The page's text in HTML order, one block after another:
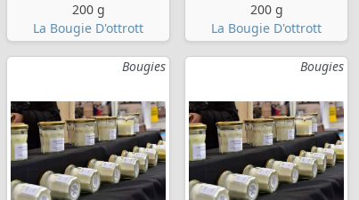
200 g
La Bougie D'ottrott
200 g
La Bougie D'ottrott
Bougies Bougies